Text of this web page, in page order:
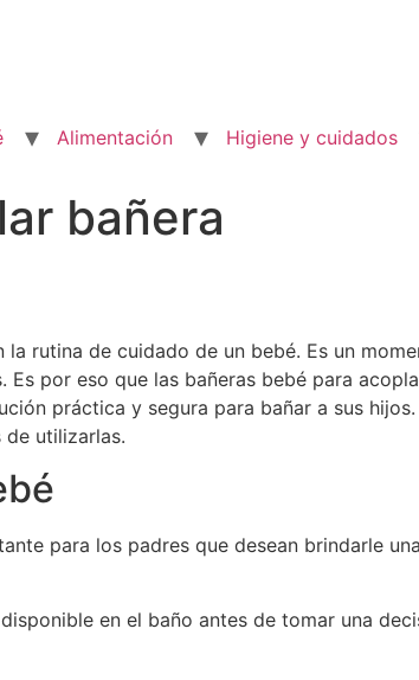
Alimentación Higiene y cuidados
bañera
rutina de cuidado de un bebé. Es un
por eso que las bañeras bebé para
práctica y segura para bañar a sus
de utilizarlas.
para los padres que desean brindarle
en el baño antes de tomar una